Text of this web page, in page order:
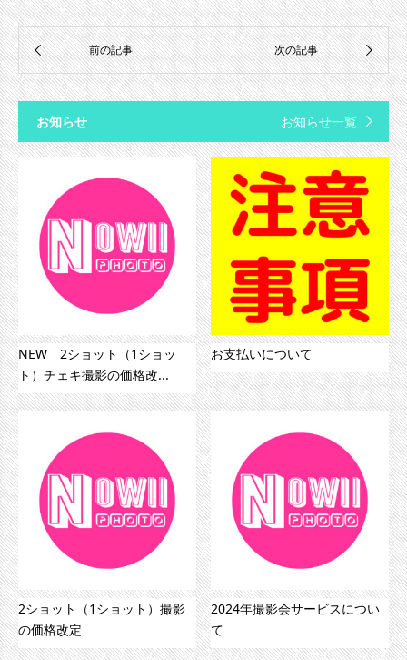
お知らせ お知らせ一覧
NEW 2ショット（1ショッ
ト）チェキ撮影の価格改...
お支払いについて
2ショット（1ショット）撮影
の価格改定
2024年撮影会サービスについ
て